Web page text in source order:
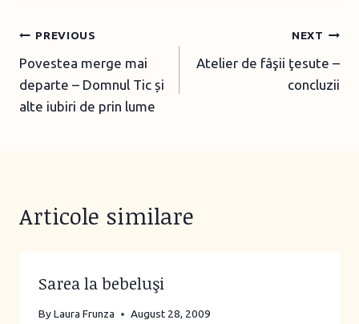
n
g
…
Post
navigation
PREVIOUS
Povestea merge mai
departe – Domnul Tic și
alte iubiri de prin lume
NEXT
Atelier de fâşii ţesute –
concluzii
Articole similare
Sarea la bebeluşi
ByLaura Frunza August 28, 2009